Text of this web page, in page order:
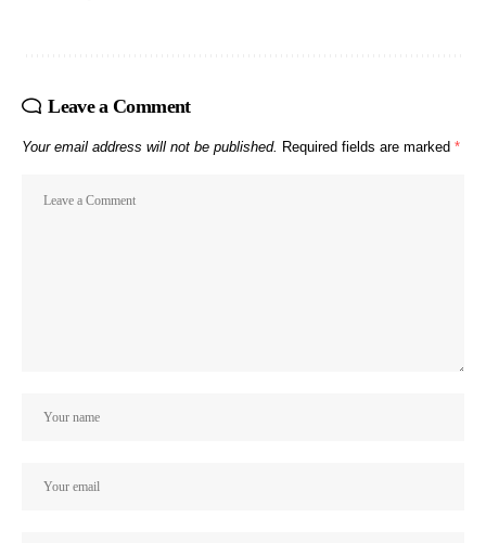
Leave a Comment
Your email address will not be published. Required fields are marked *